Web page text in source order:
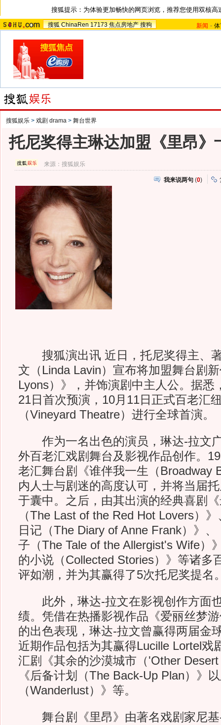
搜狐提示：为体验更加畅快的网页浏览，推荐您使用双核高
搜狐 ChinaRen 17173 焦点房地产 搜狗 新闻 -
搜狐娱乐 > 戏剧 drama > 舞台世界
托尼奖得主琳达加盟《里昂》
来源：搜狐娱乐
我来说两句 (0)
搜狐演出讯 近日，托尼奖得主、
文（Linda Lavin）宣布将加盟舞台剧
Lyons）》，并饰演剧中主人公。据悉
21日首次预演，10月11日正式百老汇
（Vineyard Theatre）进行全球首演。
作为一名出色的演员，琳达-拉文
外百老汇戏剧舞台及影视作品创作。
老汇舞台剧《谁伴我一生（Broadway
内人士与剧迷的高度认可，并将当届
于囊中。之后，由其出演的经典喜剧
（The Last of the Red Hot Lovers）
日记（The Diary of Anne Frank）》
子（The Tale of the Allergist's Wife）
的小说（Collected Stories）》等诸多
评如潮，并为其赢得了5次托尼奖提名
此外，琳达-拉文在影视创作方面
绩。凭借在热播影视作品《爱丽丝梦
的出色表现，琳达-拉文曾赢得两届金
近期作品包括为其赢得Lucille Lortel戏
汇剧《其余的沙漠城市（'Other
《后备计划（The Back-Up Plan）》
（Wanderlust）》等。
舞台剧《里昂》由著名戏剧家尼基